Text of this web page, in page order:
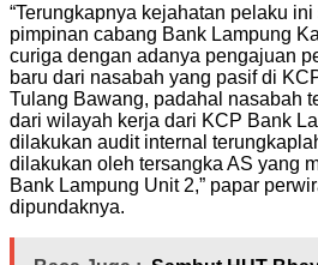
“Terungkapnya kejahatan pelaku
pimpinan cabang Bank Lampung
curiga dengan adanya pengajuan
baru dari nasabah yang pasif di
Tulang Bawang, padahal nasabah
dari wilayah kerja dari KCP Bank
dilakukan audit internal
dilakukan oleh tersangka AS yang
Bank Lampung Unit 2,” papar
dipundaknya.